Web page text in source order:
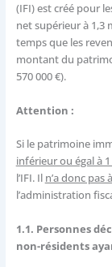
(IFI) est créé pour
net supérieur à 1,3
temps que les
montant du
570 000 €).
Attention :
Si le patrimoine
inférieur ou égal à 1
l’IFI. Il n’a donc pas
l’administration
1.1. Personnes
non-résidents